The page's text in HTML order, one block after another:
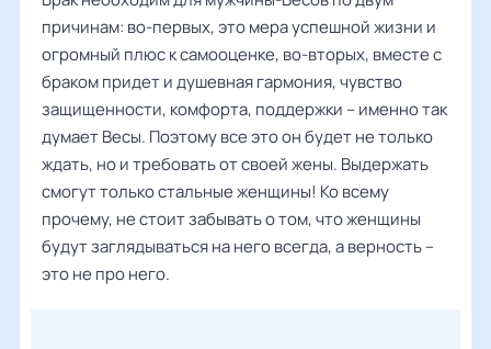
причинам: во-первых, это мера успешной жизни и
огромный плюс к самооценке, во-вторых, вместе с
браком придет и душевная гармония, чувство
защищенности, комфорта, поддержки – именно так
думает Весы. Поэтому все это он будет не только
ждать, но и требовать от своей жены. Выдержать
смогут только стальные женщины! Ко всему
прочему, не стоит забывать о том, что женщины
будут заглядываться на него всегда, а верность –
это не про него.